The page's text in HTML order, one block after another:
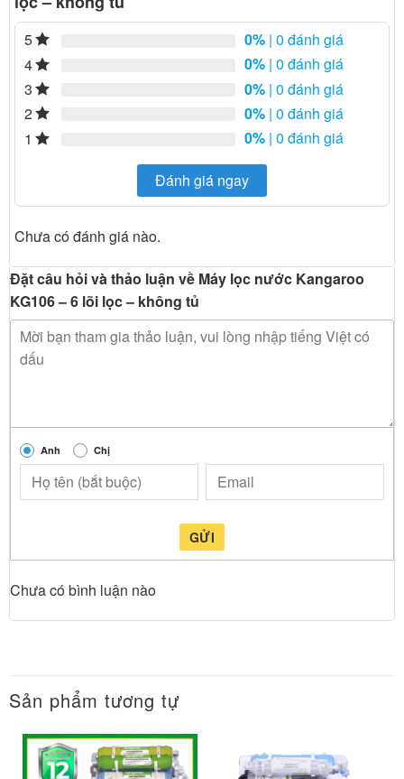
5 0% | 0 đánh giá
4
0% | 0 đánh giá
3
0% | 0 đánh giá
2
0% | 0 đánh giá
1
0% | 0 đánh giá
Đánh giá ngay
Chưa có đánh giá nào.
Đặt câu hỏi và thảo luận về Máy lọc nước Kangaroo
KG106 – 6 lõi lọc – không tủ
Anh Chị
GỬI
Chưa có bình luận nào
Sản phẩm tương tự